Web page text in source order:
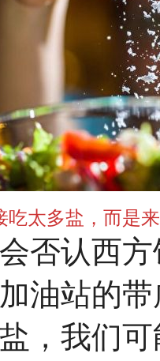
吃太多盐，而是
否认西
油站的
，我们